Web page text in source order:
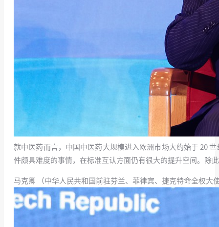
就中医药而言，中国中医药大规模进入欧洲市场大约始于 20
件颇具难度的事情，在标准互认方面仍有很大的提升空间。除
马克卿 （中华人民共和国前驻芬兰、菲律宾、捷克特命全权大